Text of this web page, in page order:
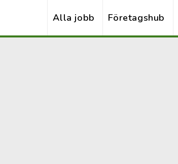
Alla jobb Företagshub